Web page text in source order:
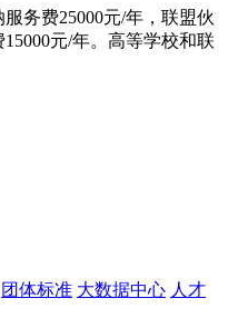
务费25000元/年，联盟伙
元/年。高等学校和联
团体标准 大数据中心 人才